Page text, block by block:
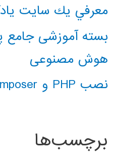
معرفي يك سايت
بسته آموزشی جامع
هوش مصنوعی
نصب PHP و composer در ویندوز 10
برچسب‌ها